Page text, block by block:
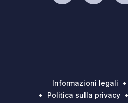
Informazioni legali
Politica sulla privacy